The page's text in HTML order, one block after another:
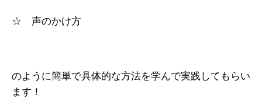
☆ 声のかけ方
のように簡単で具体的な方法を学んで実践してもらい
ます！